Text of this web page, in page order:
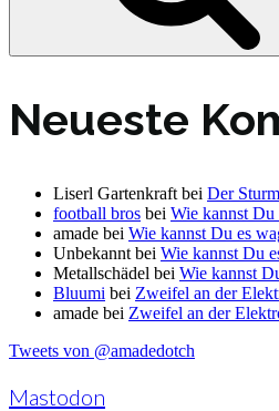
Neueste
Liserl Gartenkraft bei Der
football bros bei Wie kannst Du
amade bei Wie kannst Du es
Unbekannt bei Wie kannst Du
Metallschädel bei Wie kannst
Bluumi bei Zweifel an der
amade bei Zweifel an der
Tweets von @amadedotch
Mastodon